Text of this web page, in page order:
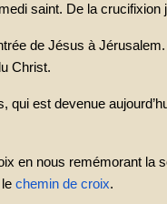
saint. De la
de Jésus à
Christ.
est devenue
en nous remémorant
chemin de croix.